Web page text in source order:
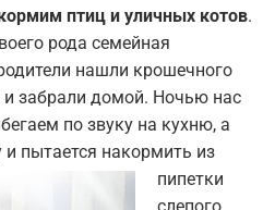
птиц и уличных котов.
рода семейная
нашли крошечного
забрали домой. Ночью нас
по звуку на кухню, а
пытается накормить из
пипетки